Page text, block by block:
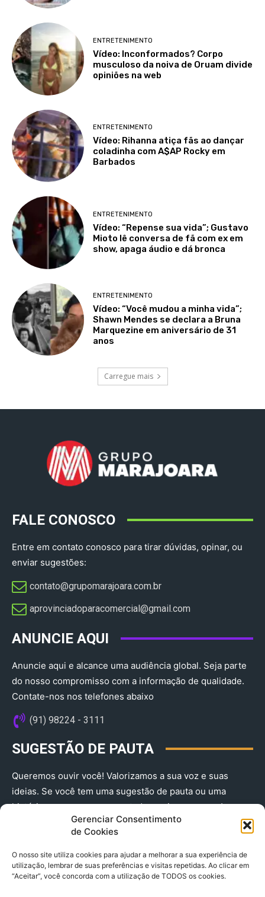
Gerenciar Consentimento
de Cookies
O nosso site utiliza cookies para ajudar a melhorar a sua experiência de
utilização, lembrar de suas preferências e visitas repetidas. Ao clicar em
“Aceitar”, você concorda com a utilização de TODOS os cookies.
ENTRETENIMENTO
Vídeo: Inconformados? Corpo
musculoso da noiva de Oruam divide
opiniões na web
ENTRETENIMENTO
Vídeo: Rihanna atiça fãs ao dançar
coladinha com A$AP Rocky em
Barbados
ENTRETENIMENTO
Vídeo: “Repense sua vida”; Gustavo
Mioto lê conversa de fã com ex em
show, apaga áudio e dá bronca
ENTRETENIMENTO
Vídeo: “Você mudou a minha vida”;
Shawn Mendes se declara a Bruna
Marquezine em aniversário de 31
anos
Carregue mais
FALE CONOSCO
Entre em contato conosco para tirar dúvidas, opinar, ou
enviar sugestões:
contato@grupomarajoara.com.br
aprovinciadoparacomercial@gmail.com​
ANUNCIE AQUI
Anuncie aqui e alcance uma audiência global. Seja parte
do nosso compromisso com a informação de qualidade.
Contate-nos nos telefones abaixo
(91) 98224 - 3111
SUGESTÃO DE PAUTA
Queremos ouvir você! Valorizamos a sua voz e suas
ideias. Se você tem uma sugestão de pauta ou uma
história que merece ser contada, envie-nos agora!
(91) 98224 - 3111